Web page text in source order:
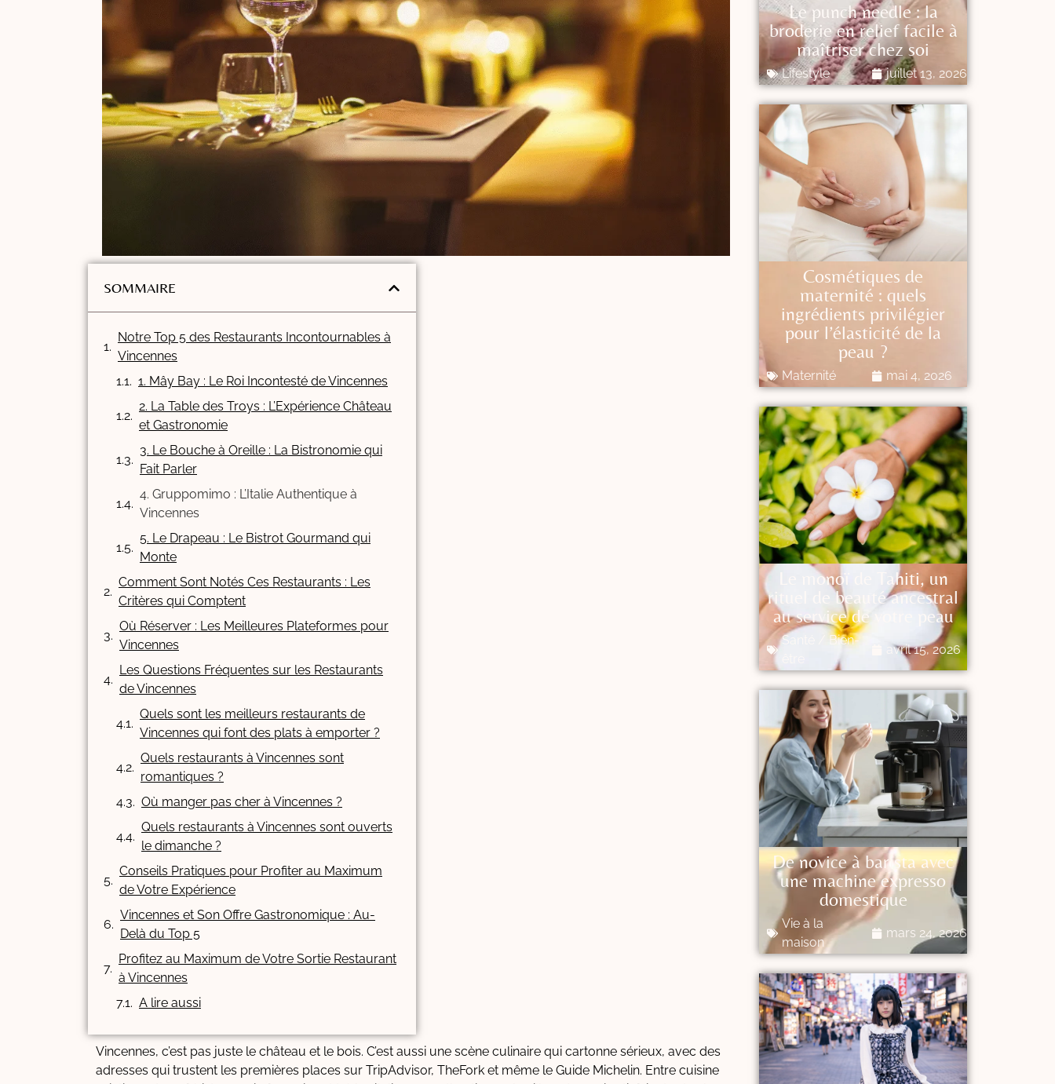
SOMMAIRE
Notre Top 5 des Restaurants Incontournables à
Vincennes
1. Mây Bay : Le Roi Incontesté de Vincennes
2. La Table des Troys : L’Expérience Château
et Gastronomie
3. Le Bouche à Oreille : La Bistronomie qui
Fait Parler
4. Gruppomimo : L’Italie Authentique à
Vincennes
5. Le Drapeau : Le Bistrot Gourmand qui
Monte
Comment Sont Notés Ces Restaurants : Les
Critères qui Comptent
Où Réserver : Les Meilleures Plateformes pour
Vincennes
Les Questions Fréquentes sur les Restaurants
de Vincennes
Quels sont les meilleurs restaurants de
Vincennes qui font des plats à emporter ?
Quels restaurants à Vincennes sont
romantiques ?
Où manger pas cher à Vincennes ?
Quels restaurants à Vincennes sont ouverts
le dimanche ?
Conseils Pratiques pour Profiter au Maximum
de Votre Expérience
Vincennes et Son Offre Gastronomique : Au-
Delà du Top 5
Profitez au Maximum de Votre Sortie Restaurant
à Vincennes
A lire aussi
Vincennes, c’est pas juste le château et le bois. C’est aussi une scène culinaire qui cartonne sérieux, avec des
adresses qui trustent les premières places sur TripAdvisor, TheFork et même le Guide Michelin. Entre cuisine
Le punch needle : la
broderie en relief facile à
maîtriser chez soi
Lifestyle juillet 13, 2026
Cosmétiques de
maternité : quels
ingrédients privilégier
pour l’élasticité de la
peau ?
Maternité mai 4, 2026
Le monoï de Tahiti, un
rituel de beauté ancestral
au service de votre peau
Santé / Bien-
avril 15, 2026
De novice à barista avec
une machine expresso
domestique
Vie à la
maison
mars 24, 2026